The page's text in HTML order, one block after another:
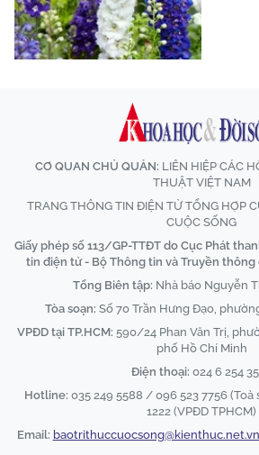
CƠ QUAN CHỦ QUẢN: LIÊN HIỆP CÁC
THUẬT VIỆT NAM
TRANG THÔNG TIN ĐIỆN TỬ TỔNG HỢP
CUỘC SỐNG
Giấy phép số 113/GP-TTĐT do Cục Phát
tin điện tử - Bộ Thông tin và Truyền
Tổng Biên tập: Nhà báo Nguyễn
Tòa soạn: Số 70 Trần Hưng Đạo,
VPĐD tại TP.HCM: 590/24 Phan Văn Trị,
phố Hồ Chí Minh
Điện thoại: 024 6 254
Hotline: 035 249 5588 / 096 523 7756 (Toà
1222 (VPĐD TPHCM)
Email: baotrithuccuocsong@kienthuc.net.vn